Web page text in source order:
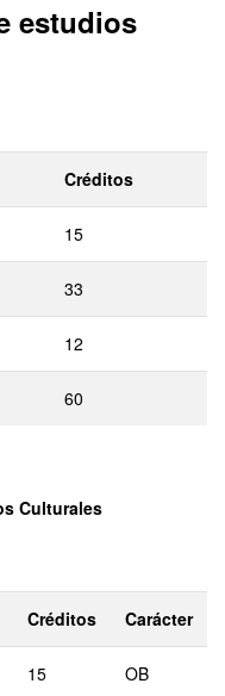
estudios
Créditos
15
33
12
60
Culturales
Créditos Carácter
15 OB